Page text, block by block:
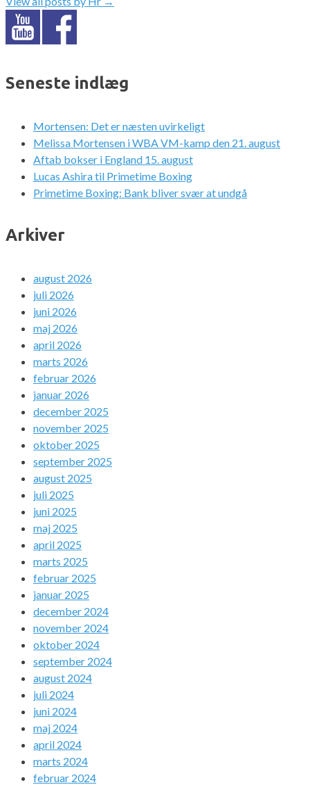
Seneste indlæg
Mortensen: Det er næsten uvirkeligt
Melissa Mortensen i WBA VM-kamp den 21. august
Aftab bokser i England 15. august
Lucas Ashira til Primetime Boxing
Primetime Boxing: Bank bliver svær at undgå
Arkiver
august 2026
juli 2026
juni 2026
maj 2026
april 2026
marts 2026
februar 2026
januar 2026
december 2025
november 2025
oktober 2025
september 2025
august 2025
juli 2025
juni 2025
maj 2025
april 2025
marts 2025
februar 2025
januar 2025
december 2024
november 2024
oktober 2024
september 2024
august 2024
juli 2024
juni 2024
maj 2024
april 2024
marts 2024
februar 2024